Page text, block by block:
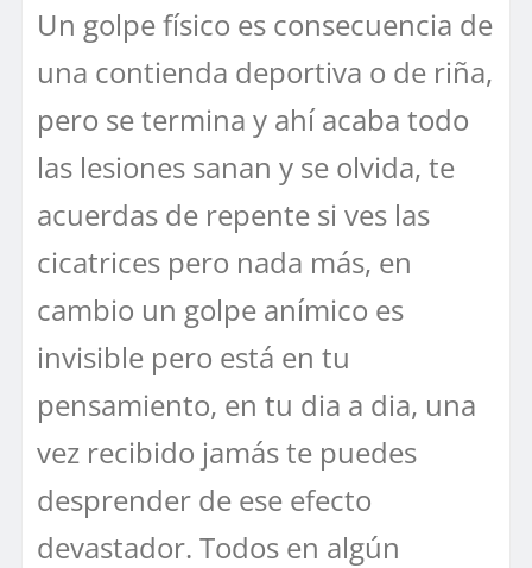
Un golpe físico es consecuencia de
una contienda deportiva o de riña,
pero se termina y ahí acaba todo
las lesiones sanan y se olvida, te
acuerdas de repente si ves las
cicatrices pero nada más, en
cambio un golpe anímico es
invisible pero está en tu
pensamiento, en tu dia a dia, una
vez recibido jamás te puedes
desprender de ese efecto
devastador. Todos en algún